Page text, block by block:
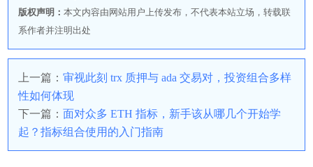
版权声明： 本文内容由网站用户上传发布，不代表本站立场，转载联
系作者并注明出处
上一篇： 审视此刻 trx 质押与 ada 交易对，投资组合多样
性如何体现
下一篇： 面对众多 ETH 指标，新手该从哪几个开始学
起？指标组合使用的入门指南